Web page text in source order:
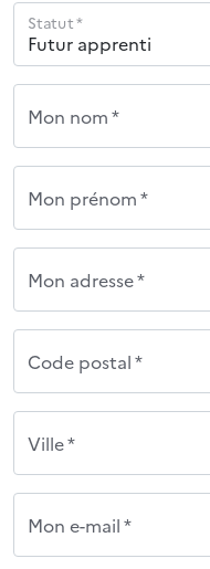
Statut *
Mon nom *
Mon prénom *
Mon adresse *
Code postal *
Ville *
Mon e-mail *